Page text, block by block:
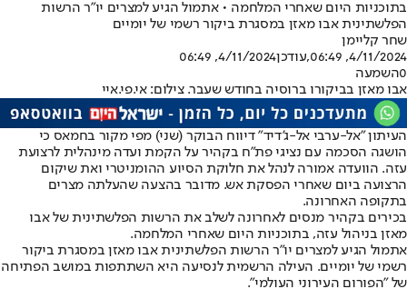
בתוכניות היום שאחרי המלחמה • אתמול הגיע למצרים יו"ר הרשות
הפלשתינית אבו מאזן במסגרת ביקור רשמי של יומיים
שחר קליימן
4/11/2024, 06:49
,עודכן4/11/2024, 06:49
0השמעה
אבו מאזן בביקורו ברוסיה בחודש שעבר. צילום: אי.פי.איי
העיתון "אל-ערבי אל-ג'דיד" דיווח הבוקר (שני) מפי מקור בחמאס כי
הושגה הסכמה עם נציגי פת"ח בקהיר על הקמת ועדה מינהלית לרצועת
עזה. הוועדה אמורה לנהל את חלוקת הסיוע ההומניטרי ואת שיקום
הרצועה ביום שאחרי הפסקת אש. מדובר בהצעה שהעלתה מצרים
בתקופה האחרונה.
בכירים בקהיר מנסים לאחרונה לשלב את הרשות הפלשתינית של אבו
מאזן בניהול עזה, בתוכניות היום שאחרי המלחמה.
אתמול הגיע למצרים יו"ר הרשות הפלשתינית אבו מאזן במסגרת ביקור
רשמי של יומיים. העילה הרשמית לנסיעה היא השתתפות במושב הפתיחה
של "הפורום העירוני העולמי".